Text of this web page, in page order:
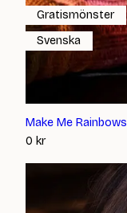
Make Me Rainbows
0 kr
Gratismönster
Svenska